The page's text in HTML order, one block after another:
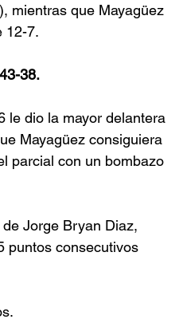
mientras que Mayagüez
12-7.
38.
le dio la mayor delantera
Mayagüez consiguiera
parcial con un bombazo
Jorge Bryan Diaz,
puntos consecutivos